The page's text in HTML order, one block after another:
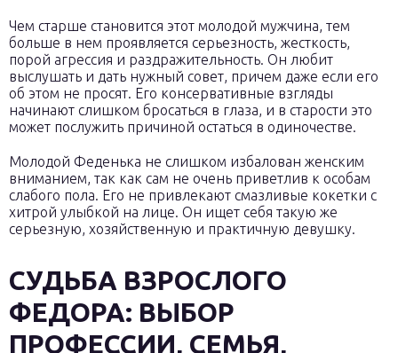
Чем старше становится этот молодой мужчина, тем
больше в нем проявляется серьезность, жесткость,
порой агрессия и раздражительность. Он любит
выслушать и дать нужный совет, причем даже если его
об этом не просят. Его консервативные взгляды
начинают слишком бросаться в глаза, и в старости это
может послужить причиной остаться в одиночестве.
Молодой Феденька не слишком избалован женским
вниманием, так как сам не очень приветлив к особам
слабого пола. Его не привлекают смазливые кокетки с
хитрой улыбкой на лице. Он ищет себя такую же
серьезную, хозяйственную и практичную девушку.
СУДЬБА ВЗРОСЛОГО
ФЕДОРА: ВЫБОР
ПРОФЕССИИ, СЕМЬЯ,